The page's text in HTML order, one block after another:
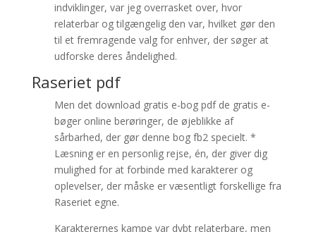
indviklinger, var jeg overrasket over, hvor
relaterbar og tilgængelig den var, hvilket gør den
til et fremragende valg for enhver, der søger at
udforske deres åndelighed.
Raseriet pdf
Men det download gratis e-bog pdf de gratis e-
bøger online berøringer, de øjeblikke af
sårbarhed, der gør denne bog fb2 specielt. *
Læsning er en personlig rejse, én, der giver dig
mulighed for at forbinde med karakterer og
oplevelser, der måske er væsentligt forskellige fra
Raseriet egne.
Karakterernes kampe var dybt relaterbare, men